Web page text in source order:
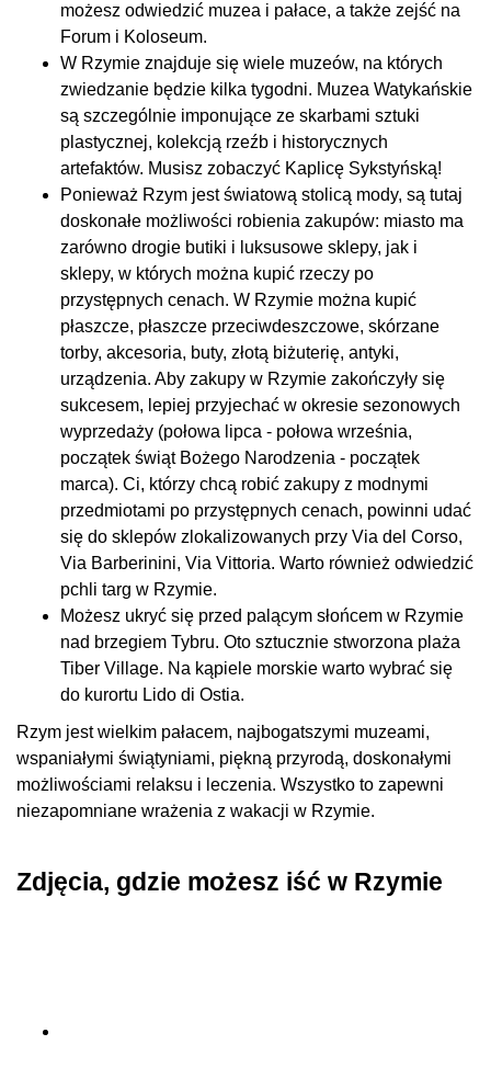
możesz odwiedzić muzea i pałace, a także zejść na
Forum i Koloseum.
W Rzymie znajduje się wiele muzeów, na których
zwiedzanie będzie kilka tygodni. Muzea Watykańskie
są szczególnie imponujące ze skarbami sztuki
plastycznej, kolekcją rzeźb i historycznych
artefaktów. Musisz zobaczyć Kaplicę Sykstyńską!
Ponieważ Rzym jest światową stolicą mody, są tutaj
doskonałe możliwości robienia zakupów: miasto ma
zarówno drogie butiki i luksusowe sklepy, jak i
sklepy, w których można kupić rzeczy po
przystępnych cenach. W Rzymie można kupić
płaszcze, płaszcze przeciwdeszczowe, skórzane
torby, akcesoria, buty, złotą biżuterię, antyki,
urządzenia. Aby zakupy w Rzymie zakończyły się
sukcesem, lepiej przyjechać w okresie sezonowych
wyprzedaży (połowa lipca - połowa września,
początek świąt Bożego Narodzenia - początek
marca). Ci, którzy chcą robić zakupy z modnymi
przedmiotami po przystępnych cenach, powinni udać
się do sklepów zlokalizowanych przy Via del Corso,
Via Barberinini, Via Vittoria. Warto również odwiedzić
pchli targ w Rzymie.
Możesz ukryć się przed palącym słońcem w Rzymie
nad brzegiem Tybru. Oto sztucznie stworzona plaża
Tiber Village. Na kąpiele morskie warto wybrać się
do kurortu Lido di Ostia.
Rzym jest wielkim pałacem, najbogatszymi muzeami,
wspaniałymi świątyniami, piękną przyrodą, doskonałymi
możliwościami relaksu i leczenia. Wszystko to zapewni
niezapomniane wrażenia z wakacji w Rzymie.
Zdjęcia, gdzie możesz iść w Rzymie